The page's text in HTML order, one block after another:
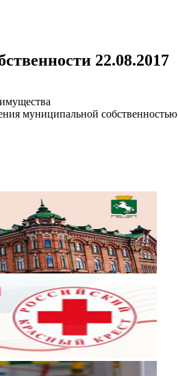
22.08.2017
муниципальной